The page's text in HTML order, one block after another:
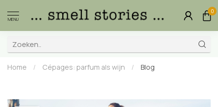
MENU
0
Home / Cépages: parfum als wijn / Blog